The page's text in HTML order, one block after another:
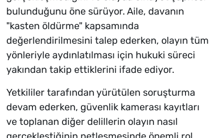
bulunduğunu öne sürüyor. Aile, davanın
"kasten öldürme" kapsamında
değerlendirilmesini talep ederken, olayın tüm
yönleriyle aydınlatılması için hukuki süreci
yakından takip ettiklerini ifade ediyor.
Yetkililer tarafından yürütülen soruşturma
devam ederken, güvenlik kamerası kayıtları
ve toplanan diğer delillerin olayın nasıl